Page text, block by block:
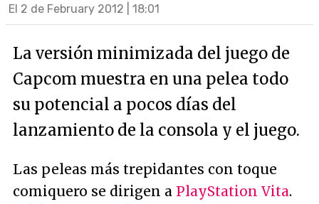
El 2 de February 2012 | 18:01
La versión minimizada del juego de
Capcom muestra en una pelea todo
su potencial a pocos días del
lanzamiento de la consola y el juego.
Las peleas más trepidantes con toque
comiquero se dirigen a PlayStation Vita.